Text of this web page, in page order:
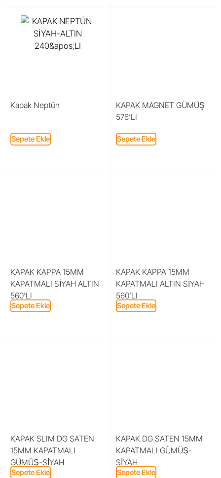
Kapak Neptün
Sepete Ekle
KAPAK MAGNET GÜMÜŞ
576’LI
Sepete Ekle
KAPAK KAPPA 15MM
KAPATMALI SİYAH ALTIN
560’LI
Sepete Ekle
KAPAK KAPPA 15MM
KAPATMALI ALTIN SİYAH
560’LI
Sepete Ekle
KAPAK SLIM DG SATEN
15MM KAPATMALI
GÜMÜŞ-SİYAH
Sepete Ekle
KAPAK DG SATEN 15MM
KAPATMALI GÜMÜŞ-
SİYAH
Sepete Ekle